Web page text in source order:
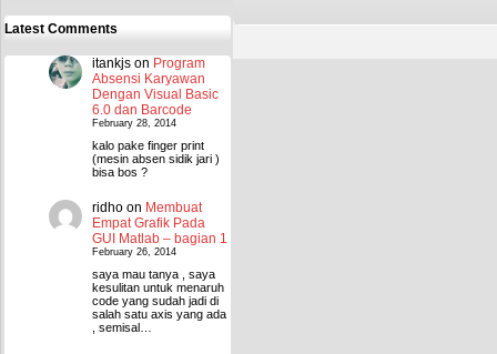
Latest Comments
itankjs on Program
Absensi Karyawan
Dengan Visual Basic
6.0 dan Barcode
February 28, 2014
kalo pake finger print
(mesin absen sidik jari )
bisa bos ?
ridho on Membuat
Empat Grafik Pada
GUI Matlab – bagian 1
February 26, 2014
saya mau tanya , saya
kesulitan untuk menaruh
code yang sudah jadi di
salah satu axis yang ada
, semisal…